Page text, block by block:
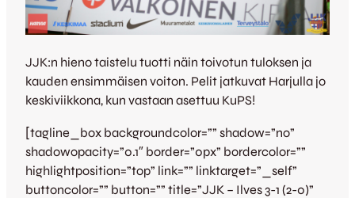
JJK:n hieno taistelu tuotti näin toivotun tuloksen ja
kauden ensimmäisen voiton. Pelit jatkuvat Harjulla jo
keskiviikkona, kun vastaan asettuu KuPS!
[tagline_box backgroundcolor=”” shadow=”no”
shadowopacity=”0.1″ border=”0px” bordercolor=””
highlightposition=”top” link=”” linktarget=”_self”
buttoncolor=”” button=”” title=”JJK – Ilves 3-1 (2-0)”